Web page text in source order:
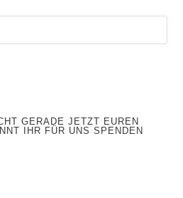
GERADE JETZT EUREN
IHR FÜR UNS SPENDEN